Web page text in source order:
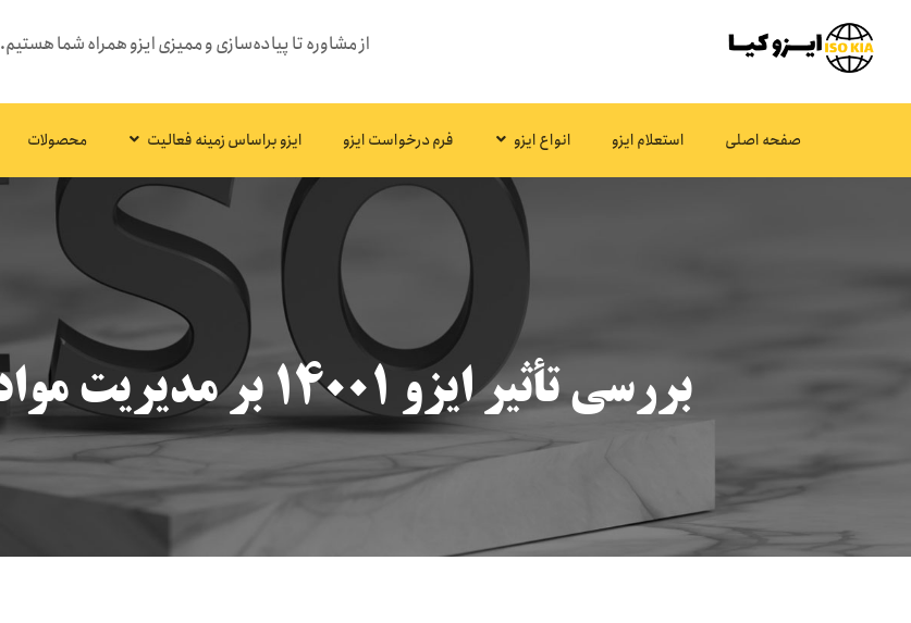
از مشاوره تا پیاده‌سازی و ممیزی ایزو همراه شما هستیم.
صفحه اصلی استعلام ایزو انواع ایزو فرم درخواست ایزو ایزو براساس زمینه فعالیت محصولات
بررسی تأثیر ایزو ۱۴۰۰۱ بر مدیریت مواد شیمیایی خطرناک